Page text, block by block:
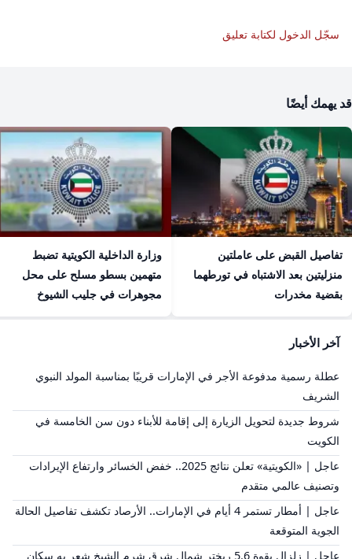
سجّل الدخول لكتابة تعليق
قد يهمك أيضًا
تفاصيل القبض على عاملتين
منزليتين بعد الاشتباه في تورطهما
بقضية مخدرات
وزارة الداخلية الكويتية تضبط
متهمين بسطو مسلح على محل
مجوهرات في جليب الشيوخ
آخر الأخبار
عطلة رسمية مدفوعة الأجر في الإمارات قريبًا بمناسبة المولد النبوي
الشريف
شروط جديدة لتحويل الزيارة إلى إقامة للأبناء دون سن الخامسة في
الكويت
عاجل | «الكويتية» تعلن نتائج 2025.. خفض الخسائر وارتفاع الإيرادات
وتصنيف عالمي متقدم
عاجل | أمطار تستمر 4 أيام في الإمارات.. الأرصاد تكشف تفاصيل الحالة
الجوية المتوقعة
عاجل | زلزال بقوة 5.6 ريختر شمال شرق شرم الشيخ شعر به سكان